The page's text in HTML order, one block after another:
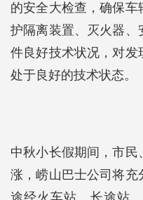
的安全大检查，确保
护隔离装置、灭火器、
件良好技术状况，对发
处于良好的技术状态。
中秋小长假期间，市
涨，崂山巴士公司将充
途经火车站、长途站